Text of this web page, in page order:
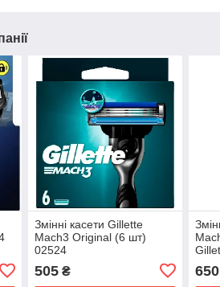
Змінні касети Gillette
Mach3 Original (6 шт)
02524
505₴ 650